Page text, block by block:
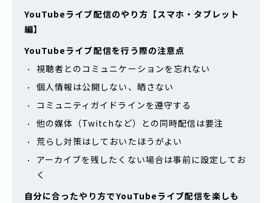
YouTubeライブ配信のやり方【スマホ・タブレット
編】
YouTubeライブ配信を行う際の注意点
視聴者とのコミュニケーションを忘れない
個人情報は公開しない、晒さない
コミュニティガイドラインを遵守する
他の媒体（Twitchなど）との同時配信は要注
荒らし対策はしておいたほうがよい
アーカイブを残したくない場合は事前に設定してお
く
自分に合ったやり方でYouTubeライブ配信を楽しも